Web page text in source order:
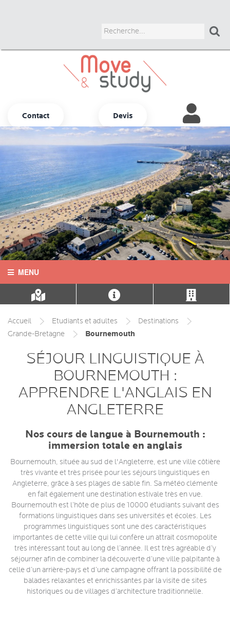
Contact Devis 
Autres options
ADULTES
JUNIORS
UNIVERSITAIRES
BUSINESS
COURS CHEZ LE PROF
MENU
ACCUEIL
CONTACT
DESTINATIONS
COURS
HÉBERGEMENTS
Accueil Etudiants et adultes
Destinations
Grande-Bretagne
Bournemouth
SÉJOUR LINGUISTIQUE À
BOURNEMOUTH :
APPRENDRE L'ANGLAIS EN
ANGLETERRE
Nos cours de langue à Bournemouth :
immersion totale en anglais
Bournemouth, située au sud de l'Angleterre, est une ville côtière
très vivante et très prisée pour les séjours linguistiques en
Angleterre, grâce à ses plages de sable fin. Sa météo clémente
en fait également une destination estivale très en vue.
Bournemouth est l’hôte de plus de 10000 étudiants suivant des
formations linguistiques dans ses universités et écoles. Les
programmes linguistiques sont une des caractéristiques
importantes de cette ville qui lui confère un attrait cosmopolite
très intéressant tout au long de l’année. Il est très agréable d’y
séjourner afin de combiner la découverte d’une ville palpitante à
celle d’un arrière-pays et d’une campagne offrant la possibilité de
balades relaxantes et enrichissantes par la visite de sites
historiques ou de villages d’architecture traditionnelle.